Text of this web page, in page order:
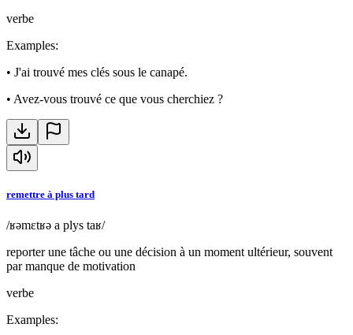
verbe
Examples:
• J'ai trouvé mes clés sous le canapé.
• Avez-vous trouvé ce que vous cherchiez ?
remettre à plus tard
/ʁəmɛtʁə a plys taʁ/
reporter une tâche ou une décision à un moment ultérieur, souvent
par manque de motivation
verbe
Examples: